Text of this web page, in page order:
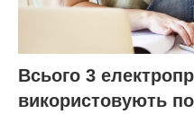
Всього 3
використовують